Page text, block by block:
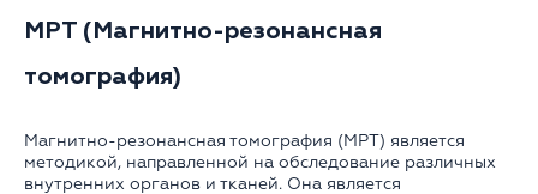
МРТ (Магнитно-резонансная
томография)
Магнитно-резонансная томография (МРТ) является
методикой, направленной на обследование различных
внутренних органов и тканей. Она является